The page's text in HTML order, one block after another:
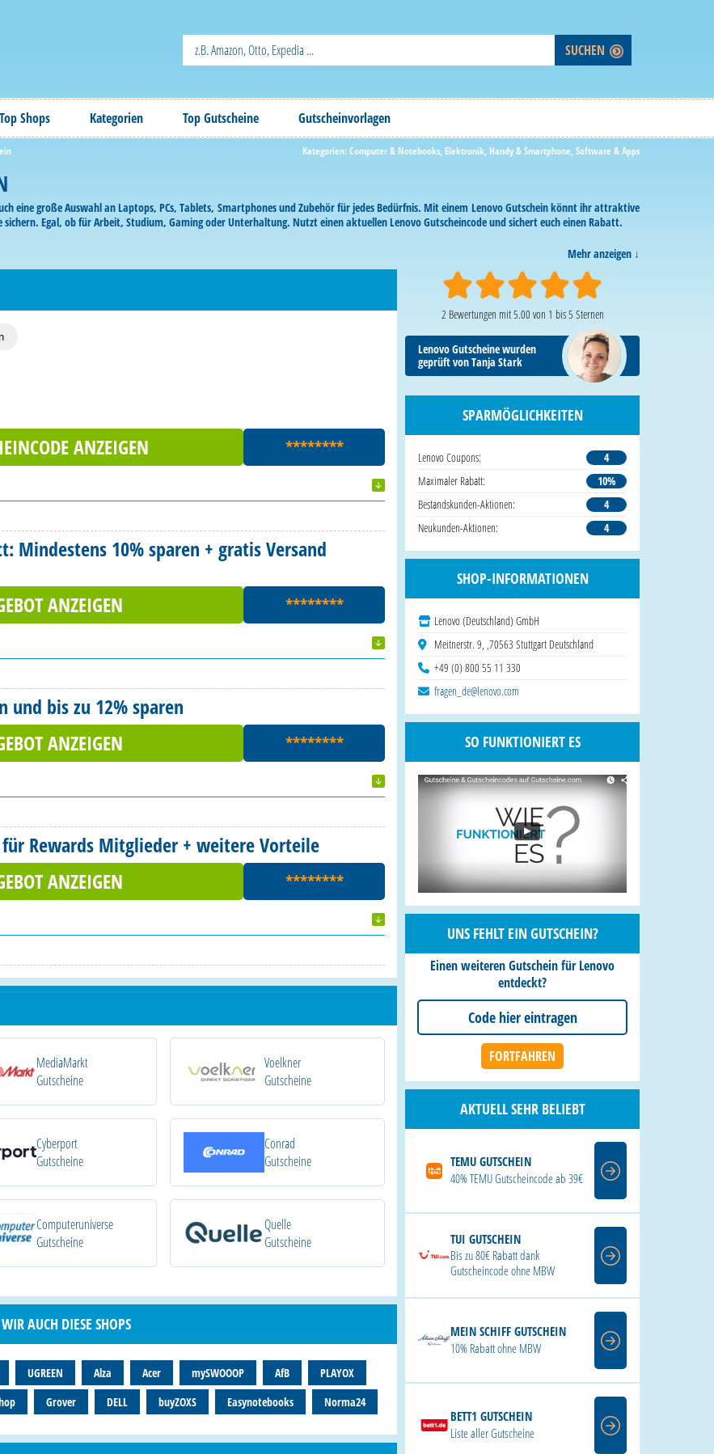
Top Shops Kategorien Top Gutscheine Gutscheinvorlagen
Kategorien:Computer & Notebooks,Elektronik,Handy & Smartphone,Software & Apps
eine große Auswahl an Laptops, PCs, Tablets, Smartphones und Zubehör für jedes Bedürfnis. Mit einem Lenovo Gutschein könnt ihr attraktive
Egal, ob für Arbeit, Studium, Gaming oder Unterhaltung. Nutzt einen aktuellen Lenovo Gutscheincode und sichert euch einen Rabatt.
Mehr anzeigen
ANZEIGEN ********
Mindestens 10% sparen + gratis Versand
ANZEIGEN
********
bis zu 12% sparen
ANZEIGEN
********
für Rewards Mitglieder + weitere Vorteile
ANZEIGEN
********
MediaMarkt
Gutscheine
Voelkner
Gutscheine
Cyberport
Gutscheine
Conrad
Gutscheine
Computeruniverse
Gutscheine
Quelle
Gutscheine
AUCH DIESE SHOPS
UGREEN Alza Acer mySWOOOP AfB
PLAYOX
Grover DELL buyZOXS Easynotebooks Norma24
2 Bewertungen mit5.00 von 1 bis5 Sternen
Lenovo Gutscheine wurden
geprüft von Tanja Stark
SPARMÖGLICHKEITEN
Lenovo Coupons:
4
Maximaler Rabatt:
10%
Bestandskunden-Aktionen:
4
Neukunden-Aktionen:
4
SHOP-INFORMATIONEN
Lenovo (Deutschland) GmbH
Meitnerstr. 9, ,70563 Stuttgart Deutschland
+49 (0) 800 55 11 330
fragen_de@lenovo.com
SO FUNKTIONIERT ES
UNS FEHLT EIN GUTSCHEIN?
Einen weiteren Gutschein für Lenovo
entdeckt?
AKTUELL SEHR BELIEBT
TEMU GUTSCHEIN
40% TEMU Gutscheincode ab 39€
TUI GUTSCHEIN
Bis zu 80€ Rabatt dank
Gutscheincode ohne MBW
MEIN SCHIFF GUTSCHEIN
10% Rabatt ohne MBW
BETT1 GUTSCHEIN
Liste aller Gutscheine